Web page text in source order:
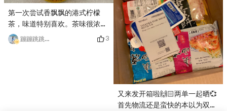
无功无过吧。4. La Mer The
Perfecting Treatment
第一次尝试香飘飘的港式柠檬
茶，味道特别喜欢。茶味很浓，
没有很甜的糖精味，茶味和柠檬
味搭配的正正好。唯一不足的是
蹦蹦跳跳买买买 3
又来发开箱啦🙌🏻两单一起晒💞
首先物流还是蛮快的本以为双十